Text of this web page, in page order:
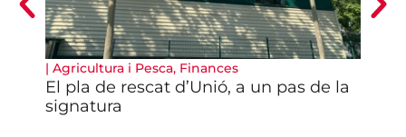
| Agricultura i Pesca, Finances
El pla de rescat d’Unió, a un pas de la
signatura